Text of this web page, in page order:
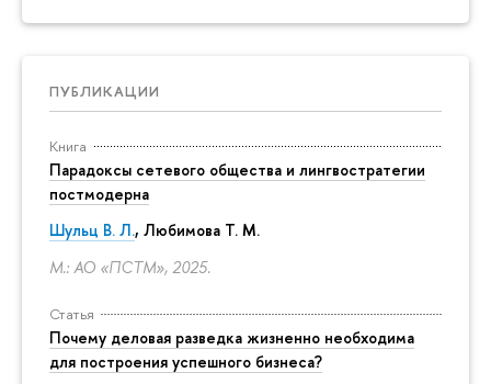
ПУБЛИКАЦИИ
Книга
Парадоксы сетевого общества и лингвостратегии
постмодерна
Шульц В. Л., Любимова Т. М.
М.: АО «ПСТМ», 2025.
Статья
Почему деловая разведка жизненно необходима
для построения успешного бизнеса?